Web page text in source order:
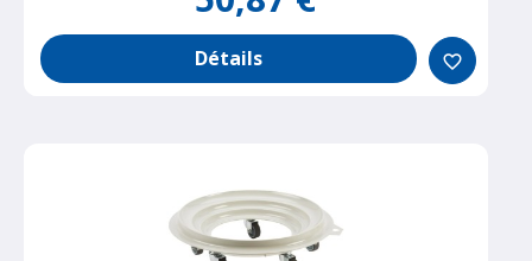
Détails favorite_border